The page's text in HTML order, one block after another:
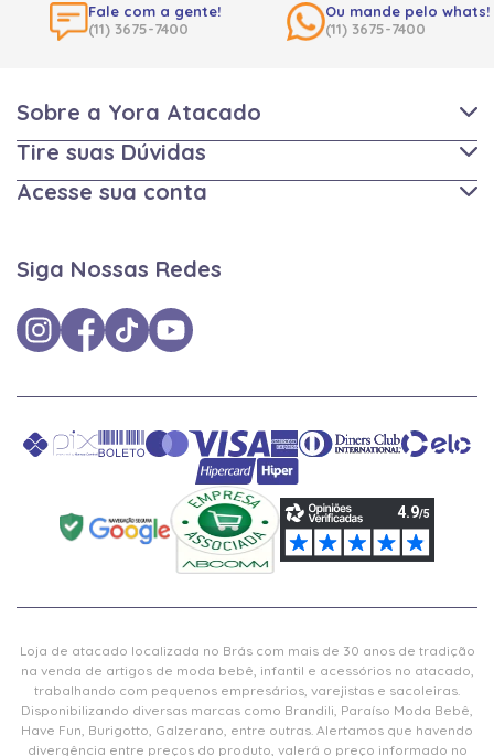
Fale com a gente!
(11) 3675-7400
Ou mande pelo whats!
(11) 3675-7400
Sobre a Yora Atacado
Tire suas Dúvidas
Acesse sua conta
Siga Nossas Redes
Loja de atacado localizada no Brás com mais de 30 anos de tradição
na venda de artigos de moda bebê, infantil e acessórios no atacado,
trabalhando com pequenos empresários, varejistas e sacoleiras.
Disponibilizando diversas marcas como Brandili, Paraíso Moda Bebê,
Have Fun, Burigotto, Galzerano, entre outras. Alertamos que havendo
divergência entre preços do produto, valerá o preço informado no